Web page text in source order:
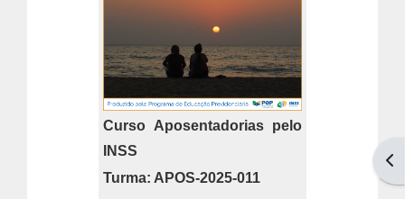
Curso Aposentadorias pelo
INSS
Turma: APOS-2025-011